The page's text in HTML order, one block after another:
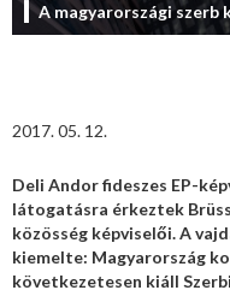
A magyarországi szerb
2017. 05. 12.
Deli Andor fideszes EP-
látogatásra érkeztek
közösség képviselői. A
kiemelte: Magyarország
következetesen kiáll